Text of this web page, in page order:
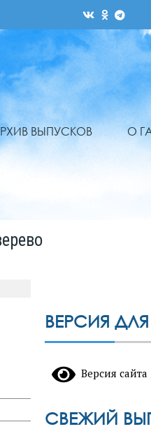
ВЫПУСКОВ О
ВЕРСИЯ
Версия
СВЕЖИЙ